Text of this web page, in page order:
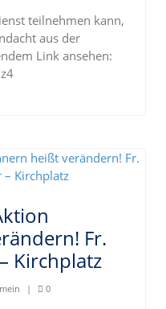
teilnehmen kann,
aus der
Link ansehen:
Fr.
Kirchplatz
| 0